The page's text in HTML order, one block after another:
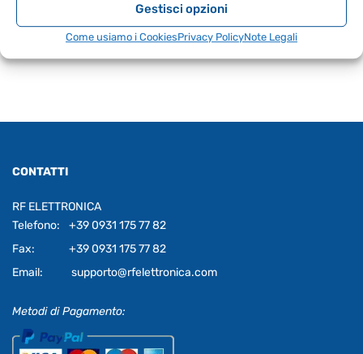
Gestisci opzioni
Come usiamo i CookiesPrivacy PolicyNote Legali
CONTATTI
RF ELETTRONICA
Telefono:
+39 0931 175 77 82
Fax:
+39 0931 175 77 82
Email:
supporto@rfelettronica.com
Metodi di Pagamento: